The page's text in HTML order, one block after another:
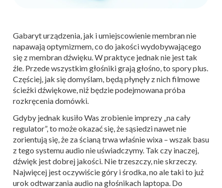
Gabaryt urządzenia, jak i umiejscowienie membran nie
napawają optymizmem, co do jakości wydobywającego
się z membran dźwięku. W praktyce jednak nie jest tak
źle. Przede wszystkim głośniki grają głośno, to spory plus.
Częściej, jak się domyślam, będą płynęły z nich filmowe
ścieżki dźwiękowe, niż będzie podejmowana próba
rozkręcenia domówki.
Gdyby jednak kusiło Was zrobienie imprezy „na cały
regulator”, to może okazać się, że sąsiedzi nawet nie
zorientują się, że za ścianą trwa właśnie wixa – wszak basu
z tego systemu audio nie uświadczymy. Tak czy inaczej,
dźwięk jest dobrej jakości. Nie trzeszczy, nie skrzeczy.
Najwięcej jest oczywiście góry i środka, no ale taki to już
urok odtwarzania audio na głośnikach laptopa. Do